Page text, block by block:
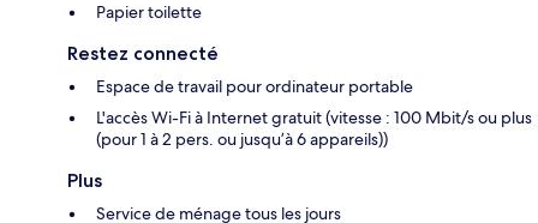
Papier toilette
Restez connecté
Espace de travail pour ordinateur portable
L'accès Wi-Fi à Internet gratuit (vitesse : 100 Mbit/s ou plus
(pour 1 à 2 pers. ou jusqu’à 6 appareils))
Plus
Service de ménage tous les jours